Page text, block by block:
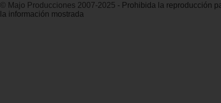
© Majo Producciones 2007-2025 - Prohibida la reproducción
la información mostrada